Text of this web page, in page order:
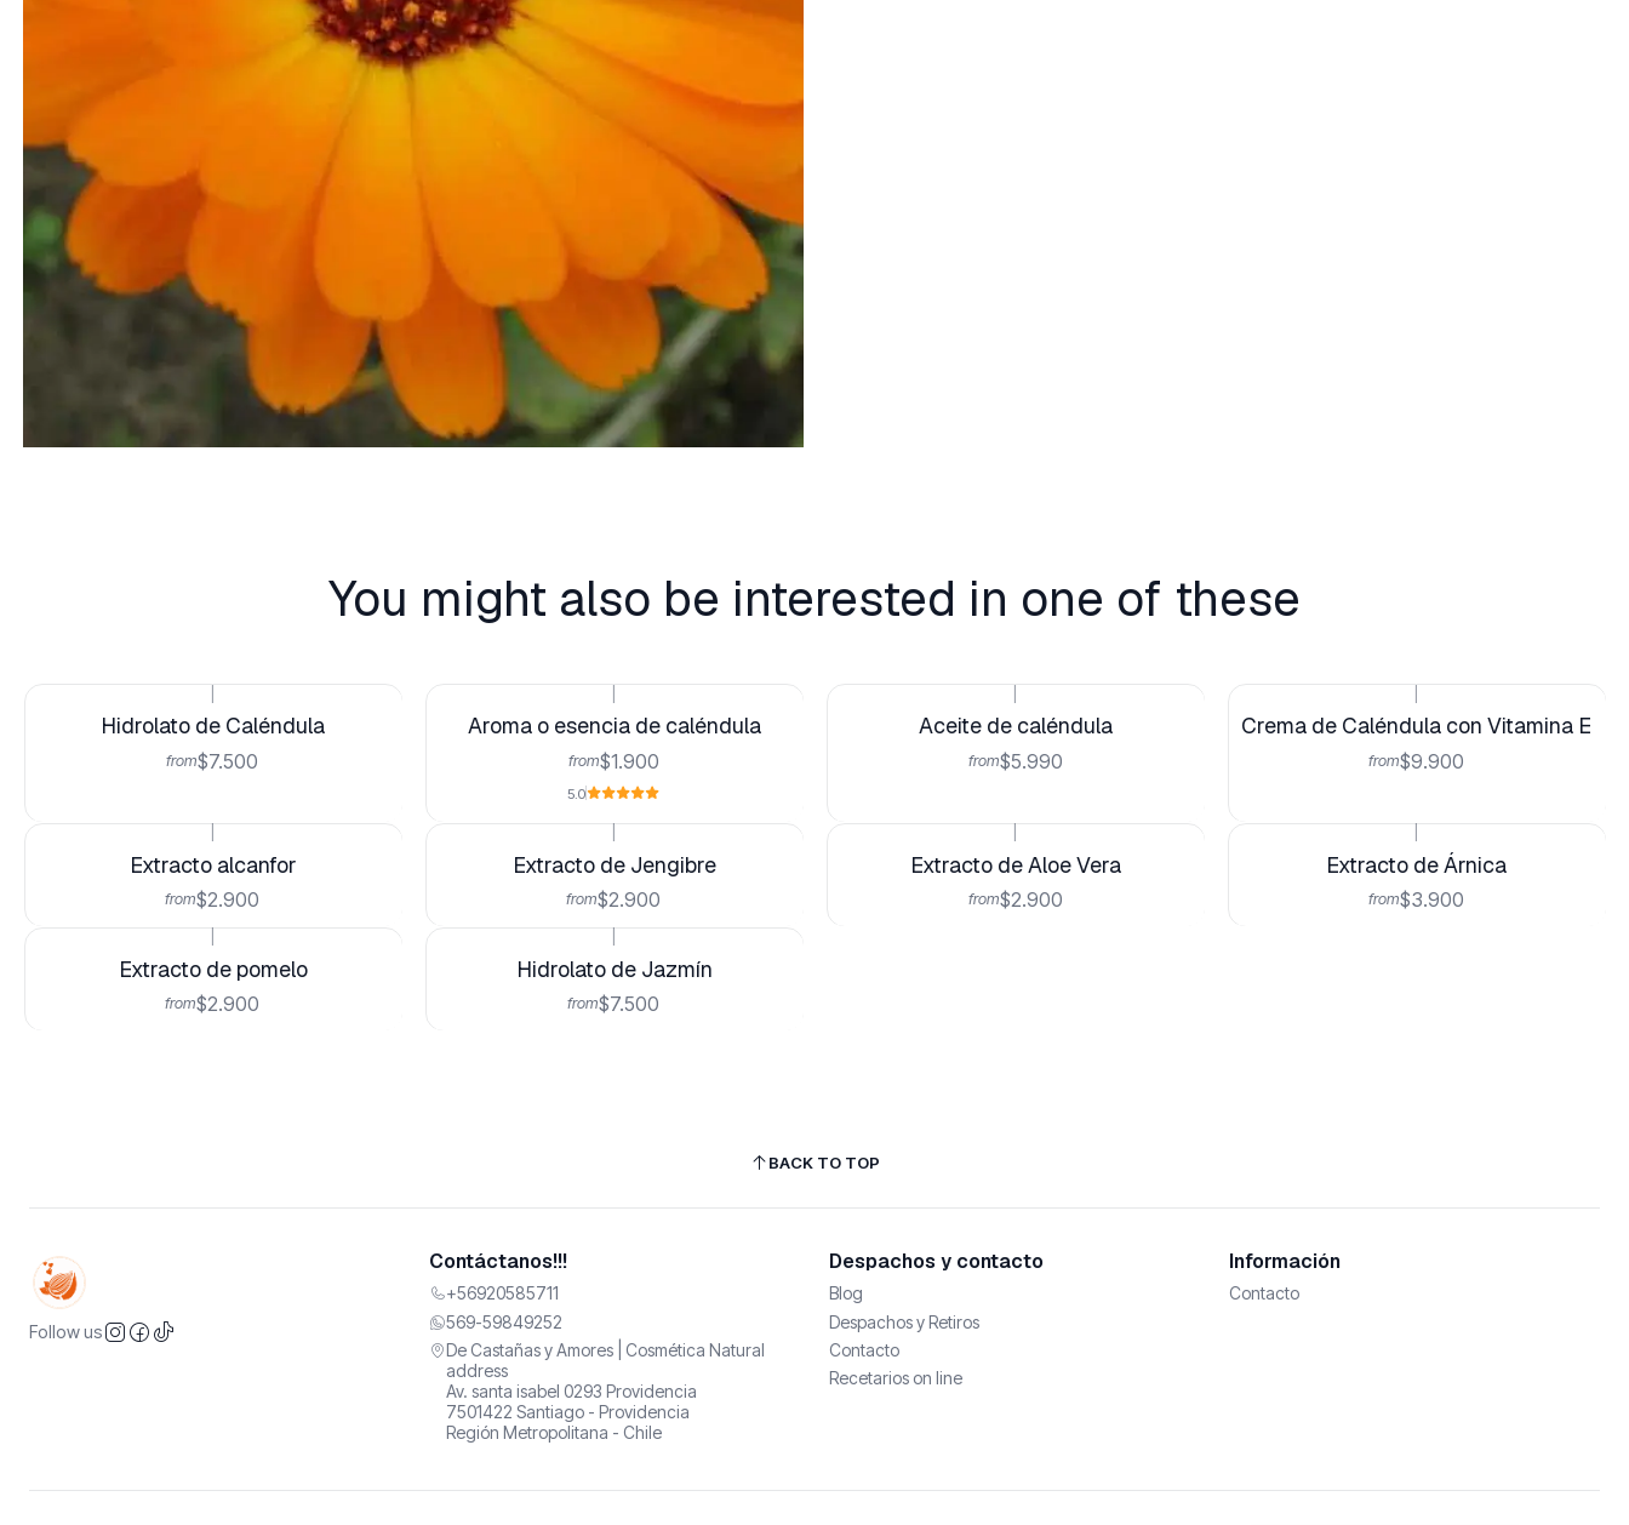
You might also be interested in one of these
Hidrolato de Caléndula
from$7.500
Aroma o esencia de caléndula
from$1.900
5.0
Aceite de caléndula
from$5.990
Crema de Caléndula con Vitamina E
from$9.900
Extracto alcanfor
from$2.900
Extracto de Jengibre
from$2.900
Extracto de Aloe Vera
from$2.900
Extracto de Árnica
from$3.900
Extracto de pomelo
from$2.900
Hidrolato de Jazmín
from$7.500
BACK TO TOP
Follow us
Contáctanos!!!
+56920585711
569-59849252
De Castañas y Amores | Cosmética Natural
address
Av. santa isabel 0293 Providencia
7501422 Santiago - Providencia
Región Metropolitana - Chile
Despachos y contacto
Blog
Despachos y Retiros
Contacto
Recetarios on line
Información
Contacto